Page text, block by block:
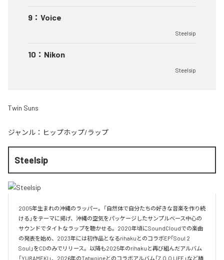
9 ： Voice
Steelsip
10 ： Nikon
Steelsip
Twin Suns
ジャンル： ヒップホップ/ラップ
Steelsip
2005年生まれの沖縄のラッパー。「自然体で自分たちの好きな音楽を作り続
ける」をテーマに掲げ、沖縄の空気をパッケージしたサンプルベース中心の
サウンドでタイトなラップを聴かせる。2020年頃にSoundCloudでの楽曲
の発表を始め、2023年には初作品となるrihakuとのコラボEP「Soul 2
Soul」をCDのみでリリース。以降も2025年のrihakuと再び組んだアルバム
「YURAMEKI」、2026年のTatwoineとのコラボアルバム「Z.O.O LIFE」など精